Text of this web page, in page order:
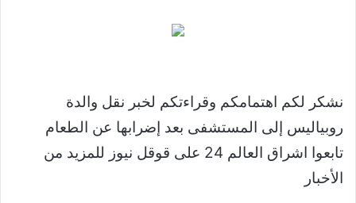
نشكر لكم اهتمامكم وقراءتكم لخبر نقل والدة
روبياليس إلى المستشفى بعد إضرابها عن الطعام
تابعوا اشراق العالم 24 على قوقل نيوز للمزيد من
الأخبار